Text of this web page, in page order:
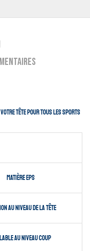
votre tête pour tous les sports
Matière EPS
au niveau de la tête
au niveau coup